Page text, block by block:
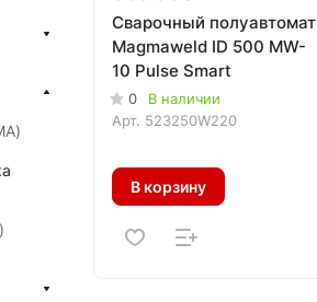
Сварочный полуавтомат
Magmaweld ID 500 MW-
10 Pulse Smart
0
В наличии
Арт. 523250W220
В корзину